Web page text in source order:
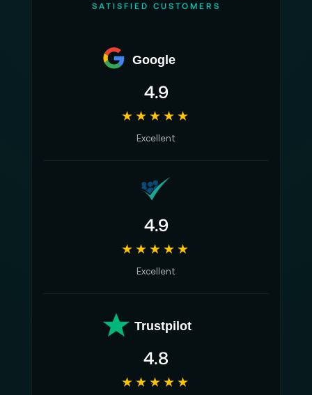
SATISFIED CUSTOMERS
Google
4.9
★★★★★
Excellent
4.9
★★★★★
Excellent
Trustpilot
4.8
★★★★★